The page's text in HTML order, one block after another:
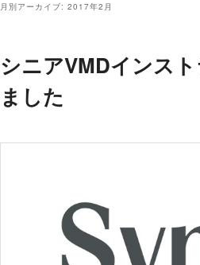
月別アーカイブ: 2017年2月
シニアVMDインス
ました